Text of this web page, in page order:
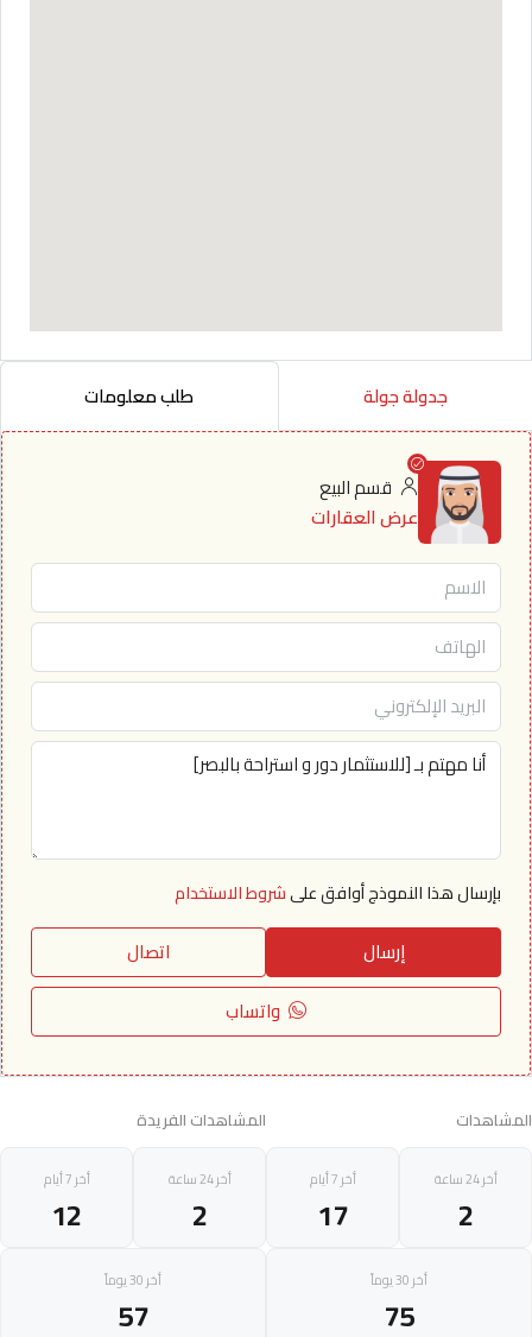
جدولة جولة طلب معلومات
قسم البيع
عرض العقارات
بإرسال هذا النموذج أوافق علىشروط الاستخدام
إرسال
اتصال
واتساب
المشاهدات
أخر 24 ساعة
2
أخر 7 أيام
17
أخر 30 يوماً
75
المشاهدات الفريدة
أخر 24 ساعة
2
أخر 7 أيام
12
أخر 30 يوماً
57